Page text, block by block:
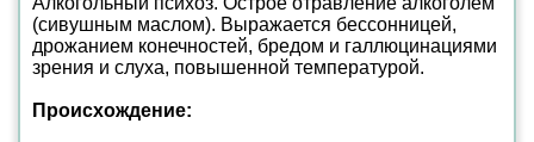
(сивушным маслом). Выражается бессонницей,
дрожанием конечностей, бредом и галлюцинациями
зрения и слуха, повышенной температурой.
Происхождение: